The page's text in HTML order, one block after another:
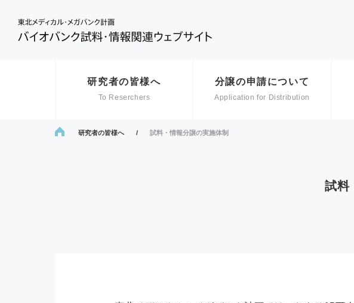
研究者の皆様へ
To Reserchers
分譲の申請について
Application for Distribution
ホーム 研究者の皆様へ 試料・情報分譲の実施体制
試料